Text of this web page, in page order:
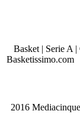
Basket | Serie A
Basketissimo.com
2016